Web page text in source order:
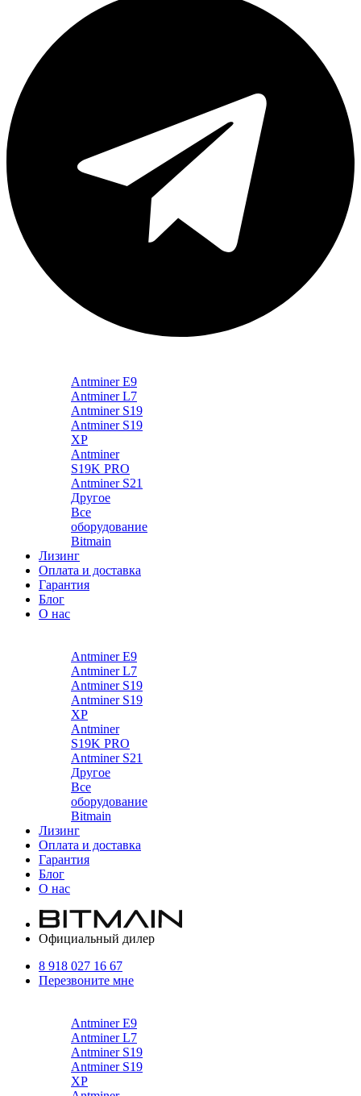
Antminer E9
Antminer L7
Antminer S19
Antminer S19
XP
Antminer
S19K PRO
Antminer S21
Другое
Все
оборудование
Bitmain
Лизинг
Оплата и доставка
Гарантия
Блог
О нас
Antminer E9
Antminer L7
Antminer S19
Antminer S19
XP
Antminer
S19K PRO
Antminer S21
Другое
Все
оборудование
Bitmain
Лизинг
Оплата и доставка
Гарантия
Блог
О нас
Официальный дилер
8 918 027 16 67
Перезвоните мне
Antminer E9
Antminer L7
Antminer S19
Antminer S19
XP